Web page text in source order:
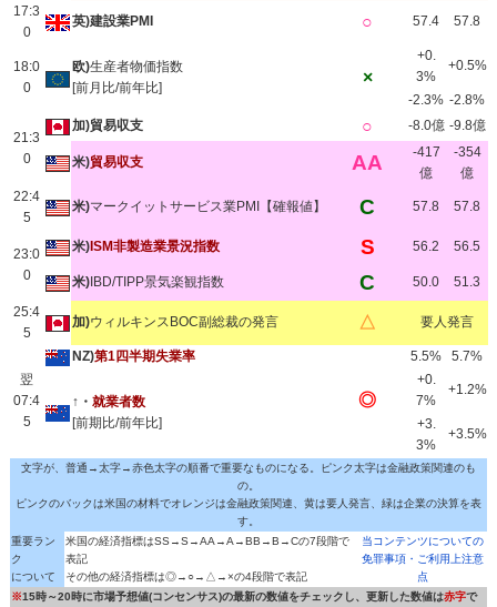
17:3
0
英)建設業PMI ○ 57.4 57.8
18:0
0
欧)生産者物価指数
[前月比/前年比]
×
+0.
3%
+0.5%
-2.3% -2.8%
21:3
0
加)貿易収支 ○ -8.0億 -9.8億
米)貿易収支 AA
-417
億
-354
億
22:4
5
米)マークイットサービス業PMI【確報値】 C 57.8 57.8
23:0
0
米) ISM非製造業景況指数 S 56.2 56.5
米) IBD/TIPP景気楽観指数 C 50.0
51.3
25:4
5
加)ウィルキンスBOC副総裁の発言 △ 要人発言
翌
07:4
5
NZ)第1四半期失業率
◎
5.5% 5.7%
↑・ 就業者数
[前期比/前年比]
+0.
7%
+1.2%
+3.
3%
+3.5%
文字が、普通→太字→赤色太字の順番で重要なものになる。ピンク太字は金融政策関連のも
の。
ピンクのバックは米国の材料でオレンジは金融政策関連、黄は要人発言、緑は企業の決算を表
す。
重要ラン
ク
について
米国の経済指標はSS→S→AA→A→BB→B→Cの7段階で
表記
その他の経済指標は◎→○→△→×の4段階で表記
当コンテンツについての
免罪事項・ご利用上注意
点
※15時～20時に市場予想値(コンセンサス)の最新の数値をチェックし、更新した数値は赤字で